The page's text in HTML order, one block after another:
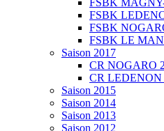
FSBK
FSBK
FSBK
FSBK LE
Saison 2017
CR NOGARO
CR LEDENON
Saison 2015
Saison 2014
Saison 2013
Saison 2012